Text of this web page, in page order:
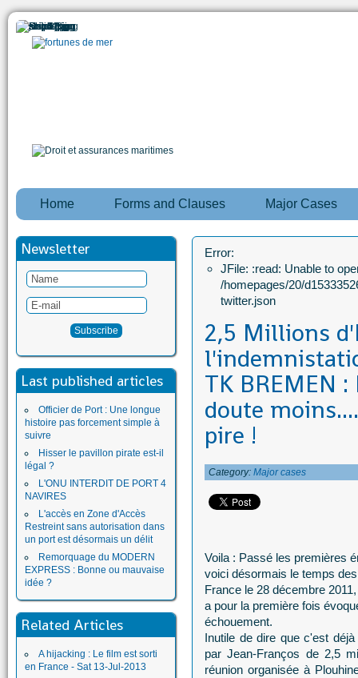
Home Forms and Clauses Major Cases
Newsletter
Last published articles
Officier de Port : Une longue
histoire pas forcement simple à
suivre
Hisser le pavillon pirate est-il
légal ?
L'ONU INTERDIT DE PORT 4
NAVIRES
L'accès en Zone d'Accès
Restreint sans autorisation dans
un port est désormais un délit
Remorquage du MODERN
EXPRESS : Bonne ou mauvaise
idée ?
Related Articles
A hijacking : Le film est sorti
en France - Sat 13-Jul-2013
Error:
JFile: :read: Unable to
/homepages/20/
twitter.json
2,5 Millions
TK BREMEN :
doute
pire !
Category: Major cases
Voila : Passé les premières
voici désormais le temps
France le 28 décembre
a pour la première fois
échouement.
Inutile de dire que c'est
par Jean-Franços de 2,5
réunion organisée à